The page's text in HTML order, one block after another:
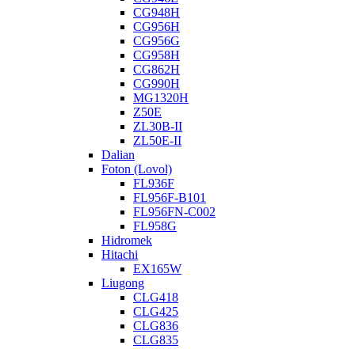
CG948H
CG956H
CG956G
CG958H
CG862H
CG990H
MG1320H
Z50E
ZL30B-II
ZL50E-II
Dalian
Foton (Lovol)
FL936F
FL956F-B101
FL956FN-C002
FL958G
Hidromek
Hitachi
EX165W
Liugong
CLG418
CLG425
CLG836
CLG835